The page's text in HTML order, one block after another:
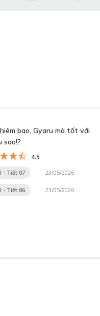
bao, Gyaru mà tốt với
sao!?
4.5
- Tiết 07 23/05/2026
- Tiết 06 23/05/2026